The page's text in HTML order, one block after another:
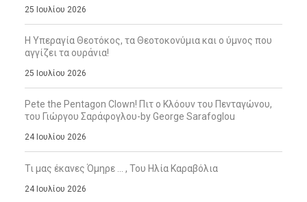
25 Ιουλίου 2026
Η Υπεραγία Θεοτόκος, τα Θεοτοκονύμια και ο ύμνος που
αγγίζει τα ουράνια!
25 Ιουλίου 2026
Pete the Pentagon Clown! Πιτ ο Κλόουν του Πενταγώνου,
του Γιώργου Σαράφογλου-by George Sarafoglou
24 Ιουλίου 2026
Τι μας έκανες Όμηρε … , Του Ηλία Καραβόλια
24 Ιουλίου 2026